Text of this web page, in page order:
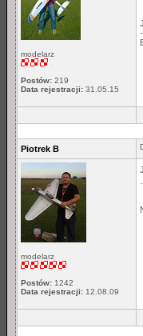
modelarz
Postów: 219
Data rejestracji: 31.05.15
Piotrek B
modelarz
Postów: 1242
Data rejestracji: 12.08.09